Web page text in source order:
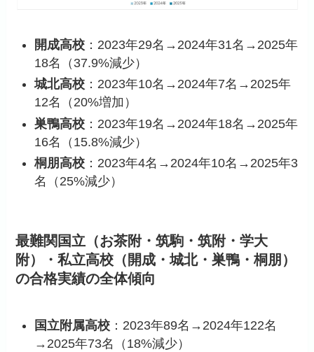
開成高校 ：2023年29名→2024年31名→2025年
18名（37.9%減少）
城北高校 ：2023年10名→2024年7名→2025年
12名（20%増加）
巣鴨高校 ：2023年19名→2024年18名→2025年
16名（15.8%減少）
桐朋高校 ：2023年4名→2024年10名→2025年3
名（25%減少）
最難関国立（お茶附・筑駒・筑附・学大
附）・私立高校（開成・城北・巣鴨・桐朋）
の合格実績の全体傾向
国立附属高校 ：2023年89名→2024年122名
→2025年73名（18%減少）